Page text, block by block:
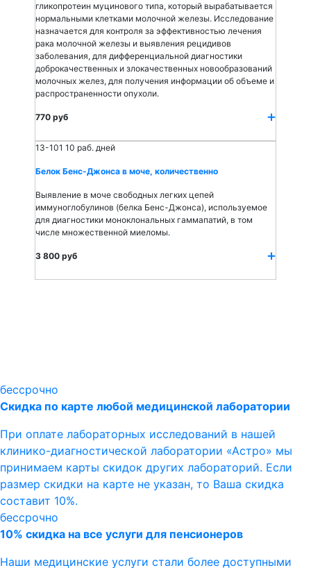
гликопротеин муцинового типа, который вырабатывается
нормальными клетками молочной железы. Исследование
назначается для контроля за эффективностью лечения
рака молочной железы и выявления рецидивов
заболевания, для дифференциальной диагностики
доброкачественных и злокачественных новообразований
молочных желез, для получения информации об объеме и
распространенности опухоли.
770 руб
13-101 10 раб. дней
Белок Бенс-Джонса в моче, количественно
Выявление в моче свободных легких цепей
иммуноглобулинов (белка Бенс-Джонса), используемое
для диагностики моноклональных гаммапатий, в том
числе множественной миеломы.
3 800 руб
бессрочно
Скидка по карте любой медицинской лаборатории
При оплате лабораторных исследований в нашей
клинико-диагностической лаборатории «Астро» мы
принимаем карты скидок других лабораторий. Если
размер скидки на карте не указан, то Ваша скидка
составит 10%.
бессрочно
10% скидка на все услуги для пенсионеров
Наши медицинские услуги стали более доступными